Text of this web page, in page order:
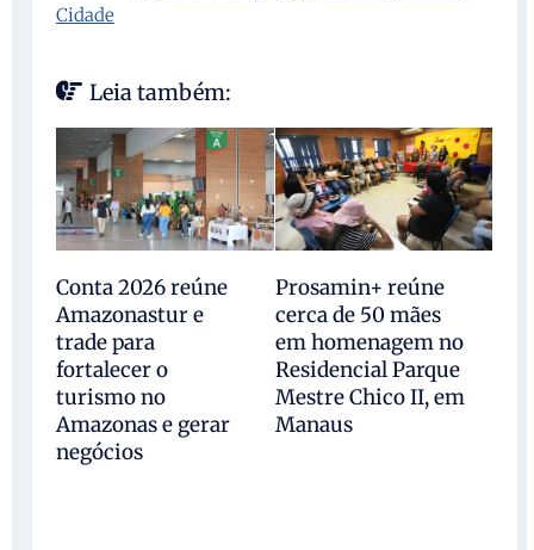
Cidade
Leia também:
Conta 2026 reúne
Amazonastur e
trade para
fortalecer o
turismo no
Amazonas e gerar
negócios
Prosamin+ reúne
cerca de 50 mães
em homenagem no
Residencial Parque
Mestre Chico II, em
Manaus